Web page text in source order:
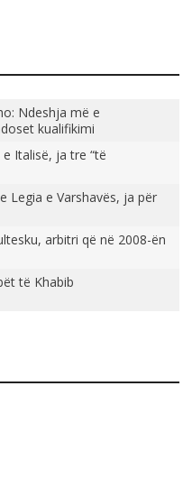
Ndeshja më e
kualifikimi
Italisë, ja tre “të
Legia e Varshavës, ja për
arbitri që në 2008-ën
të Khabib